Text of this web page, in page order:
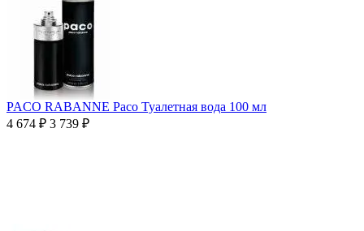
PACO RABANNE Paco Туалетная вода 100 мл
4 674 ₽ 3 739 ₽